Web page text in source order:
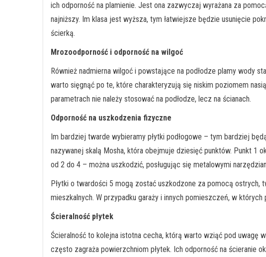
ich odporność na plamienie. Jest ona zazwyczaj wyrażana za
najniższy. Im klasa jest wyższa, tym łatwiejsze będzie usunięcie
ścierką.
Mrozoodporność i odporność na wilgoć
Również nadmierna wilgoć i powstające na podłodze plamy wody
warto sięgnąć po te, które charakteryzują się niskim poziomem
parametrach nie należy stosować na podłodze, lecz na ścianach.
Odporność na uszkodzenia fizyczne
Im bardziej twarde wybieramy płytki podłogowe – tym bardziej
nazywanej skalą Mosha, która obejmuje dziesięć punktów. Punkt 1
od 2 do 4 – można uszkodzić, posługując się metalowymi
Płytki o twardości 5 mogą zostać uszkodzone za pomocą ostrych,
mieszkalnych. W przypadku garaży i innych pomieszczeń, w
Ścieralność płytek
Ścieralność to kolejna istotna cecha, którą warto wziąć pod uwagę
często zagraża powierzchniom płytek. Ich odporność na ścieranie